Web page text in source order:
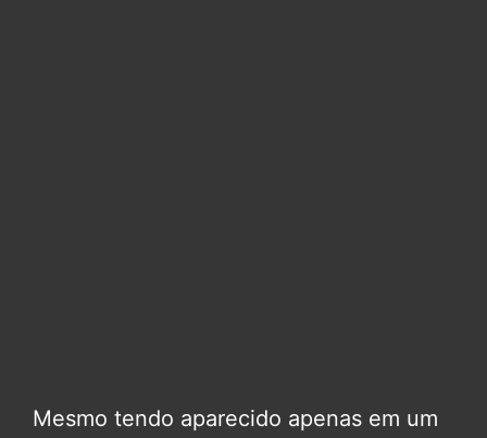
Mesmo tendo aparecido apenas em um